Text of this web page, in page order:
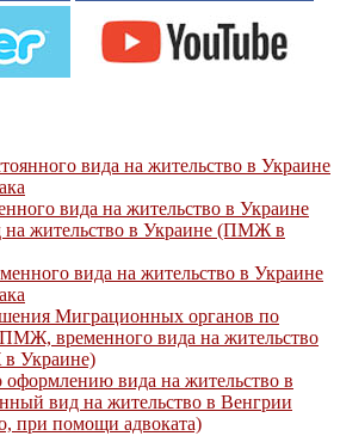
вида на жительство в Украине
вида на жительство в Украине
жительство в Украине (ПМЖ в
вида на жительство в Украине
Миграционных органов по
временного вида на жительство
Украине)
оформлению вида на жительство в
вид на жительство в Венгрии
при помощи адвоката)